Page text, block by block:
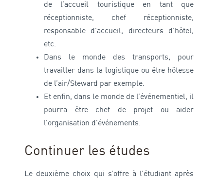
de l’accueil touristique en tant que
réceptionniste, chef réceptionniste,
responsable d’accueil, directeurs d’hôtel,
etc.
Dans le monde des transports, pour
travailler dans la logistique ou être hôtesse
de l’air/Steward par exemple.
Et enfin, dans le monde de l’événementiel, il
pourra être chef de projet ou aider
l’organisation d’événements.
Continuer les études
Le deuxième choix qui s’offre à l’étudiant après